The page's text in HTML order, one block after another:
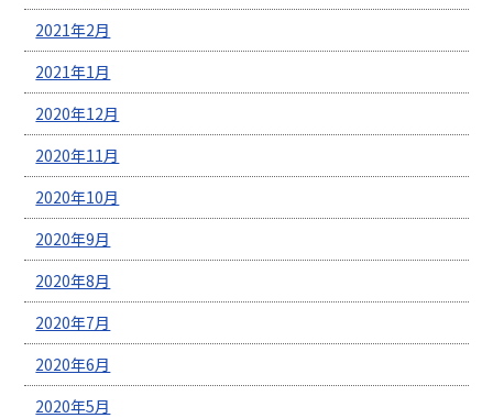
2021年2月
2021年1月
2020年12月
2020年11月
2020年10月
2020年9月
2020年8月
2020年7月
2020年6月
2020年5月